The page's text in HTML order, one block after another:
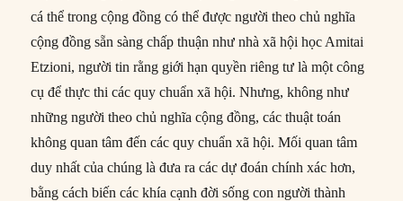
cá thể trong cộng đồng có thể được người theo chủ nghĩa
cộng đồng sẵn sàng chấp thuận như nhà xã hội học Amitai
Etzioni, người tin rằng giới hạn quyền riêng tư là một công
cụ để thực thi các quy chuẩn xã hội. Nhưng, không như
những người theo chủ nghĩa cộng đồng, các thuật toán
không quan tâm đến các quy chuẩn xã hội. Mối quan tâm
duy nhất của chúng là đưa ra các dự đoán chính xác hơn,
bằng cách biến các khía cạnh đời sống con người thành